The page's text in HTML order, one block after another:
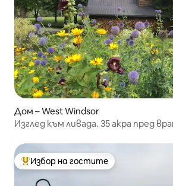
Дом – West Windsor
Изглед към ливада. 35 акра пред
Най-популярен избор на гостите
Избор на гостите